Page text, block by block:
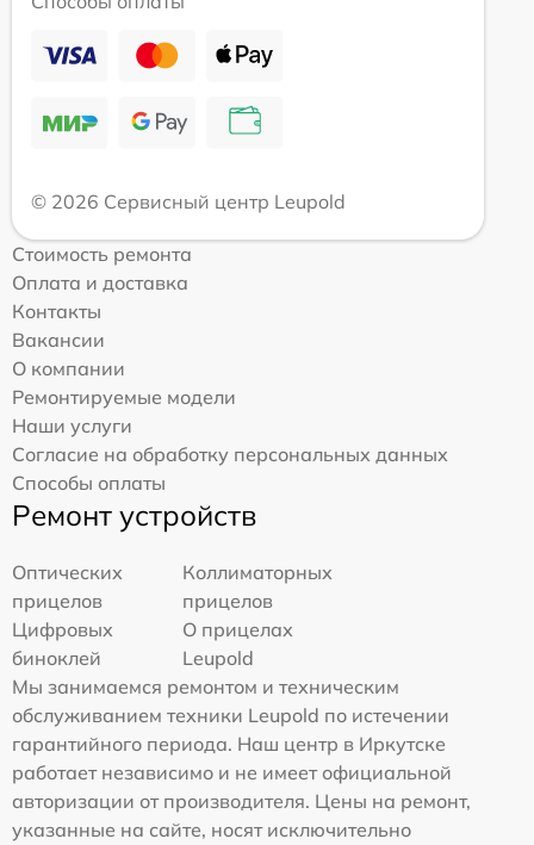
© 2026 Сервисный центр Leupold
Стоимость ремонта
Оплата и доставка
Контакты
Вакансии
О компании
Ремонтируемые модели
Наши услуги
Согласие на обработку персональных данных
Способы оплаты
Ремонт устройств
Оптических
прицелов
Коллиматорных
прицелов
Цифровых
биноклей
О прицелах
Leupold
Мы занимаемся ремонтом и техническим
обслуживанием техники Leupold по истечении
гарантийного периода. Наш центр в Иркутске
работает независимо и не имеет официальной
авторизации от производителя. Цены на ремонт,
указанные на сайте, носят исключительно